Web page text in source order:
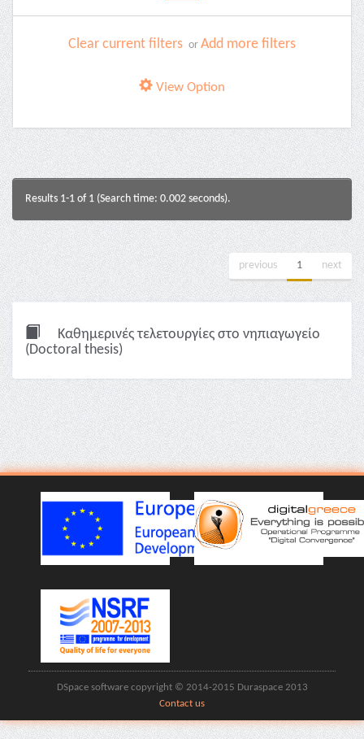
Clear current filters or Add more filters
View Option
Results 1-1 of 1 (Search time: 0.002 seconds).
previous 1 next
Καθημερινές τελετουργίες στο νηπιαγωγείο
(Doctoral thesis)
DSpace software copyright © 2014-2015 Duraspace 2013
Contact us